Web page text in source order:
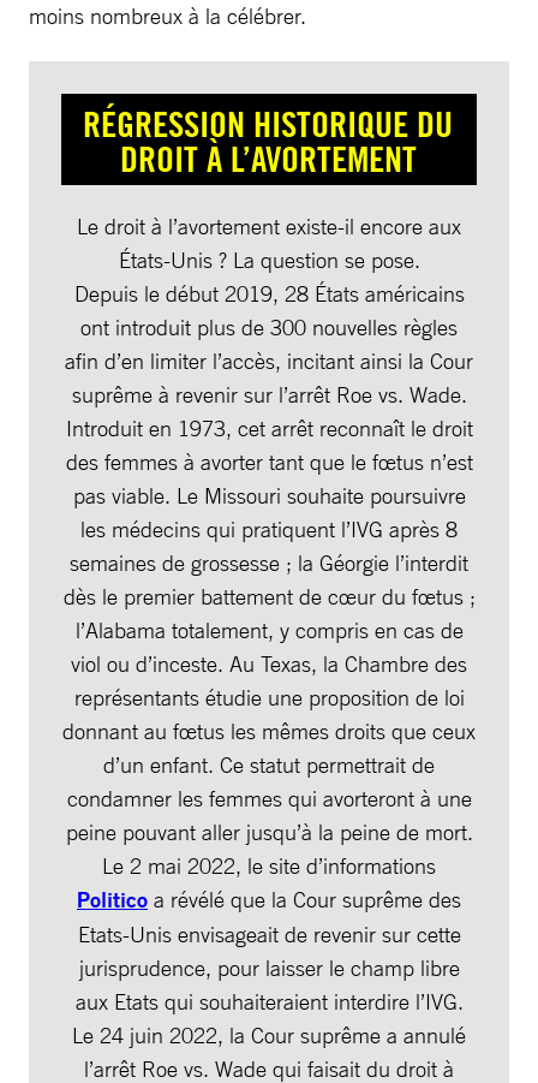
moins nombreux à la célébrer.
RÉGRESSION HISTORIQUE DU
DROIT À L’AVORTEMENT
Le droit à l’avortement existe-il encore aux
États-Unis ? La question se pose.
Depuis le début 2019, 28 États américains
ont introduit plus de 300 nouvelles règles
afin d’en limiter l’accès, incitant ainsi la Cour
suprême à revenir sur l’arrêt Roe vs. Wade.
Introduit en 1973, cet arrêt reconnaît le droit
des femmes à avorter tant que le fœtus n’est
pas viable. Le Missouri souhaite poursuivre
les médecins qui pratiquent l’IVG après 8
semaines de grossesse ; la Géorgie l’interdit
dès le premier battement de cœur du fœtus ;
l’Alabama totalement, y compris en cas de
viol ou d’inceste. Au Texas, la Chambre des
représentants étudie une proposition de loi
donnant au fœtus les mêmes droits que ceux
d’un enfant. Ce statut permettrait de
condamner les femmes qui avorteront à une
peine pouvant aller jusqu’à la peine de mort.
Le 2 mai 2022, le site d’informations
Politico a révélé que la Cour suprême des
Etats-Unis envisageait de revenir sur cette
jurisprudence, pour laisser le champ libre
aux Etats qui souhaiteraient interdire l’IVG.
Le 24 juin 2022, la Cour suprême a annulé
l’arrêt Roe vs. Wade qui faisait du droit à